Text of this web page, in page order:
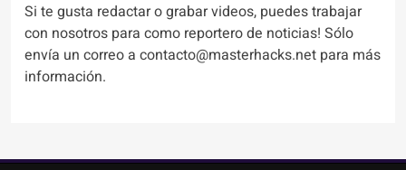
Si te gusta redactar o grabar videos, puedes trabajar
con nosotros para como reportero de noticias! Sólo
envía un correo a contacto@masterhacks.net para más
información.